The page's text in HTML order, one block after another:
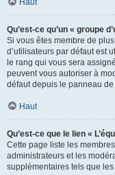
Haut
Qu’est-ce qu’un « groupe
Si vous êtes membre de
d’utilisateurs par défaut est
le rang qui vous sera
peuvent vous autoriser à
défaut depuis le panneau de
Haut
Qu’est-ce que le lien «
Cette page liste les
administrateurs et les
supplémentaires tels que